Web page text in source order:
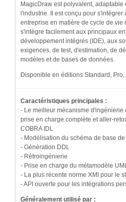
MagicDraw est polyvalent, adaptable
l'industrie. Il est conçu pour s'intégrer
entreprise en matière de cycle de vie
s'intègre facilement aux principaux
développement intégrés (IDE), aux
exigences, de test, d'estimation, de
modèles et de bases de données.
Disponible en éditions Standard,
Caractéristiques principales :
- Le meilleur mécanisme d'ingénierie
prise en charge complète et aller-
COBRA IDL
- Modélisation du schéma de base
- Génération DDL
- Rétroingénierie
- Prise en charge du métamodèle
- La plus récente norme XMI pour le
- API ouverte pour les intégrations
Généralement utilisé par :